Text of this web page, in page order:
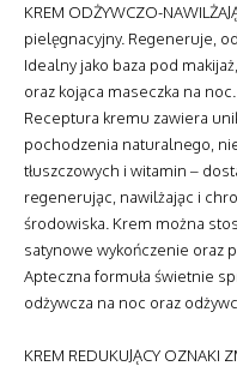
Polityka
Oficjalny
Zapisz się na listę
Polityka
Oficjalny
Zapisz się na listę
Polityka
Oficjalny
Zapisz się na listę
Polityka
KREM ODŻYWCZO-
pielęgnacyjny. Regeneruje,
Idealny jako baza pod
oraz kojąca maseczka na
Receptura kremu zawiera
pochodzenia naturalnego,
tłuszczowych i witamin –
regenerując, nawilżając i
środowiska. Krem można
satynowe wykończenie oraz
Apteczna formuła świetnie
odżywcza na noc oraz
KREM REDUKUJĄCY OZNAKI